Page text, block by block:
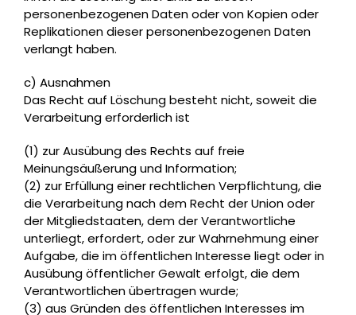
personenbezogenen Daten oder von Kopien oder
Replikationen dieser personenbezogenen Daten
verlangt haben.
c) Ausnahmen
Das Recht auf Löschung besteht nicht, soweit die
Verarbeitung erforderlich ist
(1) zur Ausübung des Rechts auf freie
Meinungsäußerung und Information;
(2) zur Erfüllung einer rechtlichen Verpflichtung, die
die Verarbeitung nach dem Recht der Union oder
der Mitgliedstaaten, dem der Verantwortliche
unterliegt, erfordert, oder zur Wahrnehmung einer
Aufgabe, die im öffentlichen Interesse liegt oder in
Ausübung öffentlicher Gewalt erfolgt, die dem
Verantwortlichen übertragen wurde;
(3) aus Gründen des öffentlichen Interesses im